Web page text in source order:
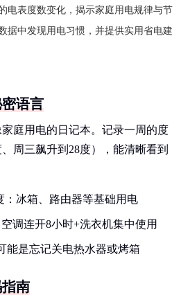
电表度数变化，揭示家庭用电规律与节
据中发现用电习惯，并提供实用省电建
语言
庭用电的日记本。记录一周的度
周三飙升到28度），能清晰看到
：冰箱、路由器等基础用电
调连开8小时+洗衣机集中使用
能是忘记关电热水器或烤箱
南